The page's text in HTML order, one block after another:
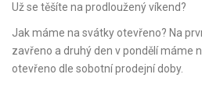
Už se těšíte na prodloužený víkend?
Jak máme na svátky otevřeno? Na
zavřeno a druhý den v pondělí máme
otevřeno dle sobotní prodejní doby.